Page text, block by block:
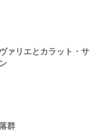
ァリエとカラット・サ
群